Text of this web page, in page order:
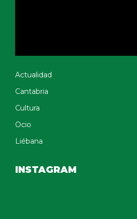
Actualidad
Cantabria
Cultura
Ocio
Liébana
INSTAGRAM